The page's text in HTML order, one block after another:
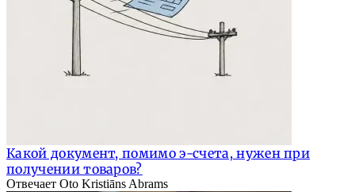
Какой документ, помимо э-счета, нужен при
получении товаров?
Отвечает Oto Kristiāns Abrams